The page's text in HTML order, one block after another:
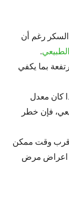
رغم أن
.
بما يكفي
كان معدل
فإن خطر
وقت ممكن
اعراض مرض